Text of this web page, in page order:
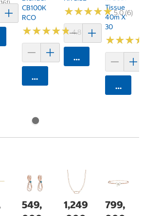
에 담기
CB100K
RCO
★★★★★
★★★★★4.8 (250)
카트에 담기
★★★★★
★★★★★5.0 (6)
카트에 담기
Tissue
40m X
30
★★★
★★★
카트에
549,
1,249
799,